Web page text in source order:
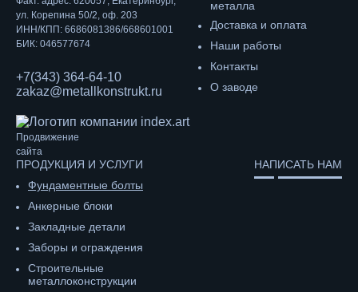
ул. Корепина 50/2, оф. 203
ИНН/КПП: 6686081386/668601001
БИК: 046577674
+7(343) 364-64-10
zakaz@metallkonstrukt.ru
Продвижение
сайта
металла
Доставка и оплата
Наши работы
Контакты
О заводе
ПРОДУКЦИЯ И УСЛУГИ
Фундаментные болты
Анкерные блоки
Закладные детали
Заборы и ограждения
Строительные
металлоконструкции
НАПИСАТЬ НАМ